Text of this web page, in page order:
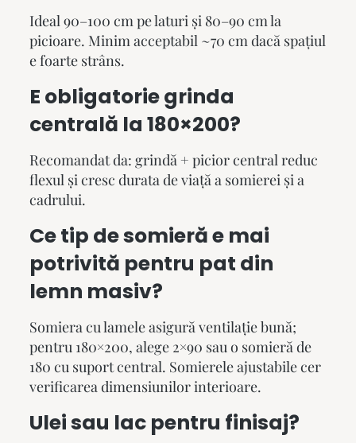
Ideal 90–100 cm pe laturi și 80–90 cm la
picioare. Minim acceptabil ~70 cm dacă spațiul
e foarte strâns.
E obligatorie grinda
centrală la 180×200?
Recomandat da: grindă + picior central reduc
flexul și cresc durata de viață a somierei și a
cadrului.
Ce tip de somieră e mai
potrivită pentru pat din
lemn masiv?
Somiera cu lamele asigură ventilație bună;
pentru 180×200, alege 2×90 sau o somieră de
180 cu suport central. Somierele ajustabile cer
verificarea dimensiunilor interioare.
Ulei sau lac pentru finisaj?